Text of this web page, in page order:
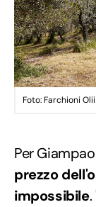
Foto: Farchioni Olii
Per
prezzo
impossibile